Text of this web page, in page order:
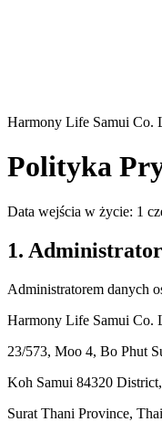
Harmony Life Samui Co.
Polityka
Data wejścia w życie: 1
1.
Administratorem danych
Harmony Life Samui Co.
23/573, Moo 4, Bo Phut
Koh Samui 84320 District,
Surat Thani Province,